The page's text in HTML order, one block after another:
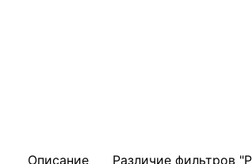
Описание Различие фильтров